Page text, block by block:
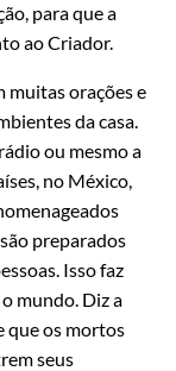
para que a
ao Criador.
muitas orações e
da casa.
ou mesmo a
no México,
preparados
Isso faz
mundo. Diz a
que os mortos
seus